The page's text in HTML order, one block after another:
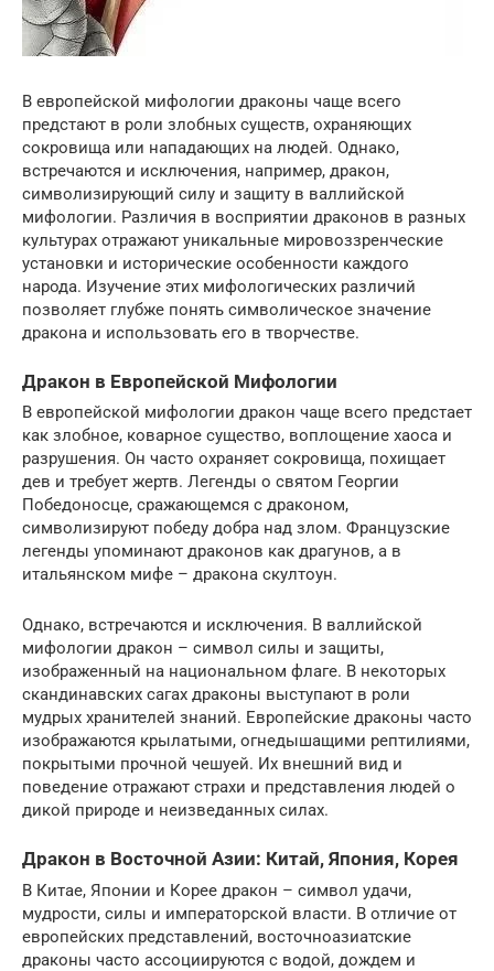
В европейской мифологии драконы чаще всего
предстают в роли злобных существ, охраняющих
сокровища или нападающих на людей. Однако,
встречаются и исключения, например, дракон,
символизирующий силу и защиту в валлийской
мифологии. Различия в восприятии драконов в разных
культурах отражают уникальные мировоззренческие
установки и исторические особенности каждого
народа. Изучение этих мифологических различий
позволяет глубже понять символическое значение
дракона и использовать его в творчестве.
Дракон в Европейской Мифологии
В европейской мифологии дракон чаще всего предстает
как злобное, коварное существо, воплощение хаоса и
разрушения. Он часто охраняет сокровища, похищает
дев и требует жертв. Легенды о святом Георгии
Победоносце, сражающемся с драконом,
символизируют победу добра над злом. Французские
легенды упоминают драконов как драгунов, а в
итальянском мифе – дракона скултоун.
Однако, встречаются и исключения. В валлийской
мифологии дракон – символ силы и защиты,
изображенный на национальном флаге. В некоторых
скандинавских сагах драконы выступают в роли
мудрых хранителей знаний. Европейские драконы часто
изображаются крылатыми, огнедышащими рептилиями,
покрытыми прочной чешуей. Их внешний вид и
поведение отражают страхи и представления людей о
дикой природе и неизведанных силах.
Дракон в Восточной Азии: Китай, Япония, Корея
В Китае, Японии и Корее дракон – символ удачи,
мудрости, силы и императорской власти. В отличие от
европейских представлений, восточноазиатские
драконы часто ассоциируются с водой, дождем и